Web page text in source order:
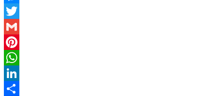
Messenger
Twitter
Gmail
Pinterest
WhatsApp
LinkedIn